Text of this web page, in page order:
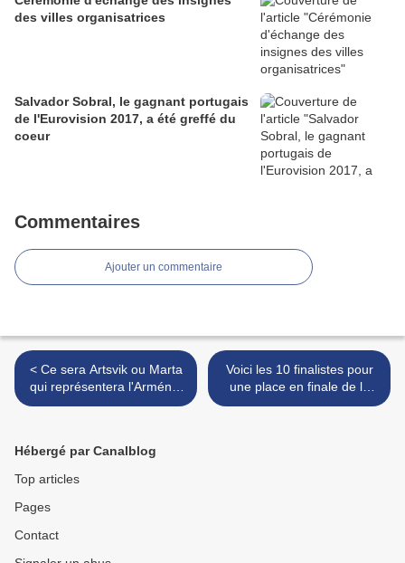
des villes organisatrices
Salvador Sobral, le gagnant portugais
de l'Eurovision 2017, a été greffé du
coeur
Commentaires
Ajouter un commentaire
< Ce sera Artsvik ou Marta
qui représentera l'Arménie
en 2017
Voici les 10 finalistes pour
une place en finale de la
présélection espagnole >
Hébergé par Canalblog
Top articles
Pages
Contact